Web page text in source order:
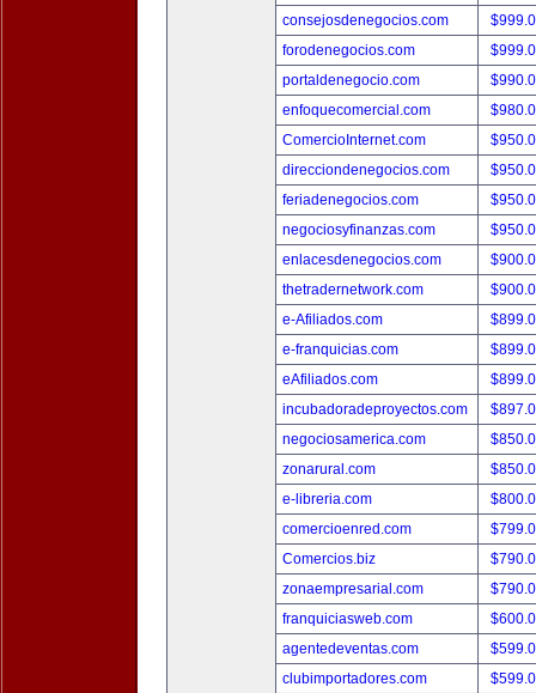
consejosdenegocios.com
forodenegocios.com
portaldenegocio.com
enfoquecomercial.com
ComercioInternet.com
direcciondenegocios.com
feriadenegocios.com
negociosyfinanzas.com
enlacesdenegocios.com
thetradernetwork.com
e-Afiliados.com
e-franquicias.com
eAfiliados.com
incubadoradeproyectos.com
negociosamerica.com
zonarural.com
e-libreria.com
comercioenred.com
Comercios.biz
zonaempresarial.com
franquiciasweb.com
agentedeventas.com
clubimportadores.com